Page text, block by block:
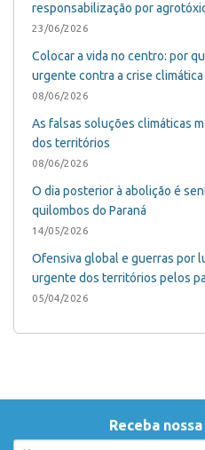
responsabilização por
23/06/2026
Colocar a vida no centro: por
urgente contra a crise climática
08/06/2026
As falsas soluções climáticas
dos territórios
08/06/2026
O dia posterior à abolição é
quilombos do Paraná
14/05/2026
Ofensiva global e guerras por
urgente dos territórios pelos
05/04/2026
Receba